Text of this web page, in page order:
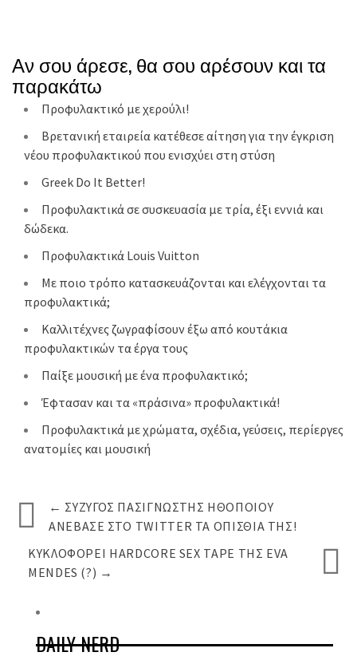
Αν σου άρεσε, θα σου αρέσουν και τα
παρακάτω
Προφυλακτικό με χερούλι!
Βρετανική εταιρεία κατέθεσε αίτηση για την έγκριση
νέου προφυλακτικού που ενισχύει στη στύση
Greek Do It Better!
Προφυλακτικά σε συσκευασία με τρία, έξι εννιά και
δώδεκα.
Προφυλακτικά Louis Vuitton
Με ποιο τρόπο κατασκευάζονται και ελέγχονται τα
προφυλακτικά;
Καλλιτέχνες ζωγραφίσουν έξω από κουτάκια
προφυλακτικών τα έργα τους
Παίξε μουσική με ένα προφυλακτικό;
Έφτασαν και τα «πράσινα» προφυλακτικά!
Προφυλακτικά με χρώματα, σχέδια, γεύσεις, περίεργες
ανατομίες και μουσική
← ΣΎΖΥΓΟΣ ΠΑΣΊΓΝΩΣΤΗΣ ΗΘΟΠΟΙΟΎ
ΑΝΈΒΑΣΕ ΣΤΟ TWITTER ΤΑ ΟΠΊΣΘΙΆ ΤΗΣ!
ΚΥΚΛΟΦΟΡΕΊ HARDCORE SEX TAPE ΤΗΣ EVA
MENDES (?) →
DAILY NERD